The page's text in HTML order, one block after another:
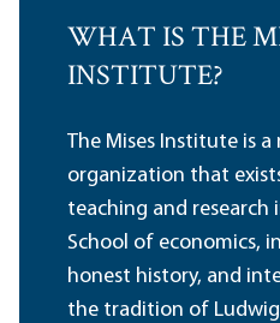
WHAT IS THE
INSTITUTE?
The Mises Institute is
organization that
teaching and research
School of economics,
honest history, and
the tradition of Ludwig